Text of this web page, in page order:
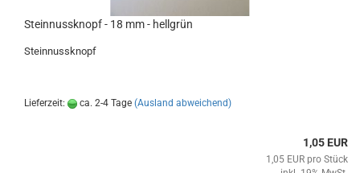
Steinnussknopf - 18 mm - hellgrün
Steinnussknopf
Lieferzeit: ca. 2-4 Tage (Ausland abweichend)
1,05 EUR
1,05 EUR pro Stück